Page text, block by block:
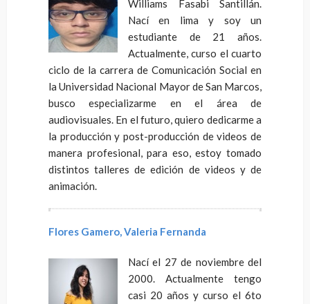
Williams Fasabi Santillán.
Nací en lima y soy un
estudiante de 21 años.
Actualmente, curso el cuarto
ciclo de la carrera de Comunicación Social en
la Universidad Nacional Mayor de San Marcos,
busco especializarme en el área de
audiovisuales. En el futuro, quiero dedicarme a
la producción y post-producción de videos de
manera profesional, para eso, estoy tomado
distintos talleres de edición de videos y de
animación.
Flores Gamero, Valeria Fernanda
Nací el 27 de noviembre del
2000. Actualmente tengo
casi 20 años y curso el 6to